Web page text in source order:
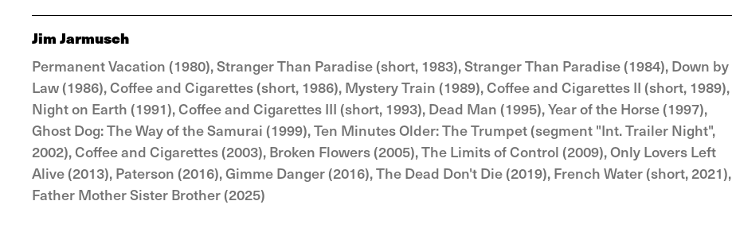
Jim Jarmusch
Permanent Vacation (1980), Stranger Than Paradise (short, 1983), Stranger Than Paradise (1984), Down by
Law (1986), Coffee and Cigarettes (short, 1986), Mystery Train (1989), Coffee and Cigarettes II (short, 1989),
Night on Earth (1991), Coffee and Cigarettes III (short, 1993), Dead Man (1995), Year of the Horse (1997),
Ghost Dog: The Way of the Samurai (1999), Ten Minutes Older: The Trumpet (segment "Int. Trailer Night",
2002), Coffee and Cigarettes (2003), Broken Flowers (2005), The Limits of Control (2009), Only Lovers Left
Alive (2013), Paterson (2016), Gimme Danger (2016), The Dead Don't Die (2019), French Water (short, 2021),
Father Mother Sister Brother (2025)